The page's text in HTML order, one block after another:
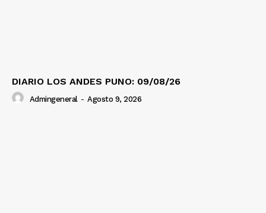
DIARIO LOS ANDES PUNO: 09/08/26
Admingeneral - Agosto 9, 2026